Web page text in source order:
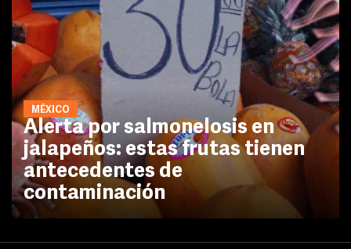
MÉXICO
Alerta por salmonelosis en
jalapeños: estas frutas tienen
antecedentes de
contaminación